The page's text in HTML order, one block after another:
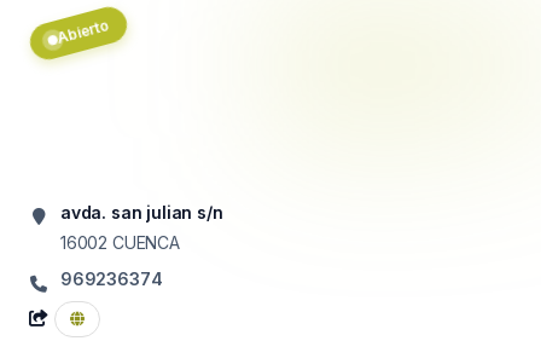
Abierto
avda. san julian s/n
16002 CUENCA
969236374